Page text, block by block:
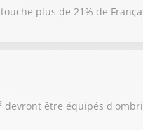
plus de 21% de
être équipés